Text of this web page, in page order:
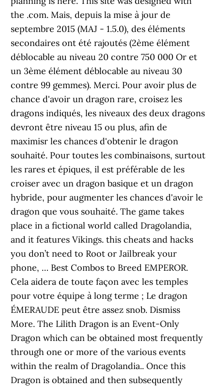
the .com. Mais, depuis la mise à jour de
septembre 2015 (MAJ - 1.5.0), des éléments
secondaires ont été rajoutés (2ème élément
déblocable au niveau 20 contre 750 000 Or et
un 3ème élément déblocable au niveau 30
contre 99 gemmes). Merci. Pour avoir plus de
chance d'avoir un dragon rare, croisez les
dragons indiqués, les niveaux des deux dragons
devront être niveau 15 ou plus, afin de
maximisr les chances d'obtenir le dragon
souhaité. Pour toutes les combinaisons, surtout
les rares et épiques, il est préférable de les
croiser avec un dragon basique et un dragon
hybride, pour augmenter les chances d'avoir le
dragon que vous souhaité. The game takes
place in a fictional world called Dragolandia,
and it features Vikings. this cheats and hacks
you don’t need to Root or Jailbreak your
phone, … Best Combos to Breed EMPEROR.
Cela aidera de toute façon avec les temples
pour votre équipe à long terme ; Le dragon
ÉMERAUDE peut être assez snob. Dismiss
More. The Lilith Dragon is an Event-Only
Dragon which can be obtained most frequently
through one or more of the various events
within the realm of Dragolandia.. Once this
Dragon is obtained and then subsequently